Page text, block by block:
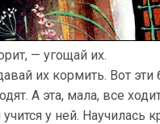
— угощай их.
их кормить. Вот
А эта, мала, все
у ней. Научилась